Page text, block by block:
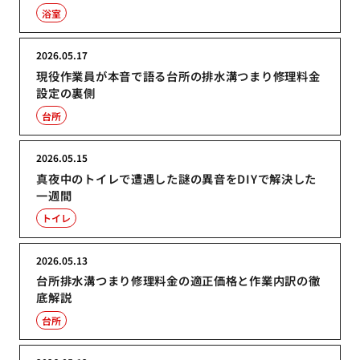
浴室
現役作業員が本音で語る台所の排水溝つまり修理料金
設定の裏側
2026.05.17
台所
真夜中のトイレで遭遇した謎の異音をDIYで解決した
一週間
2026.05.15
トイレ
台所排水溝つまり修理料金の適正価格と作業内訳の徹
底解説
2026.05.13
台所